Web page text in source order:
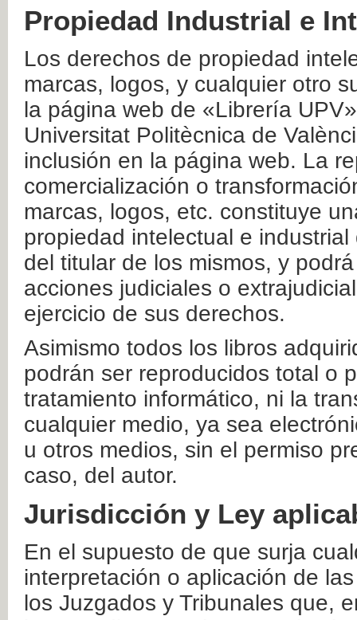
Propiedad Industrial e
Los derechos de propiedad
marcas, logos, y cualquier otro
la página web de «Librería
Universitat Politècnica de
inclusión en la página web. La
comercialización o
marcas, logos, etc. constituye
propiedad intelectual e
del titular de los mismos, y
acciones judiciales o
ejercicio de sus derechos.
Asimismo todos los libros
podrán ser reproducidos total o
tratamiento informático, ni la
cualquier medio, ya sea
u otros medios, sin el permiso
caso, del autor.
Jurisdicción y Ley
En el supuesto de que surja
interpretación o aplicación de
los Juzgados y Tribunales que,